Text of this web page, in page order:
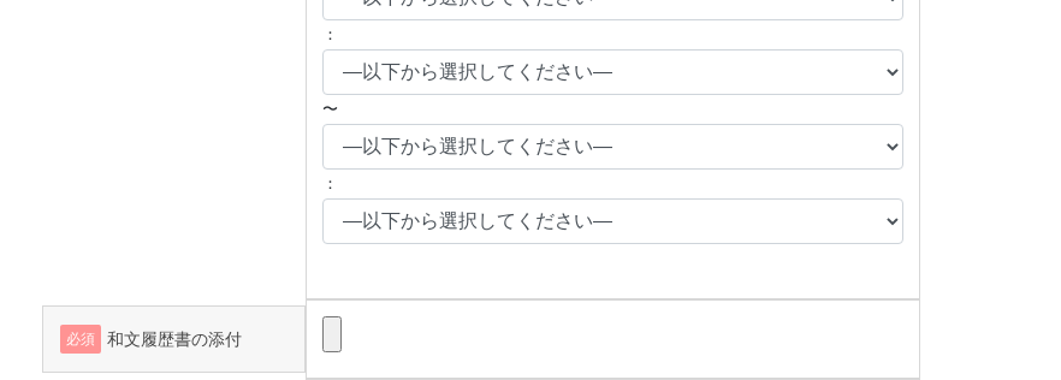
：
〜
：
必須 和文履歴書の添付